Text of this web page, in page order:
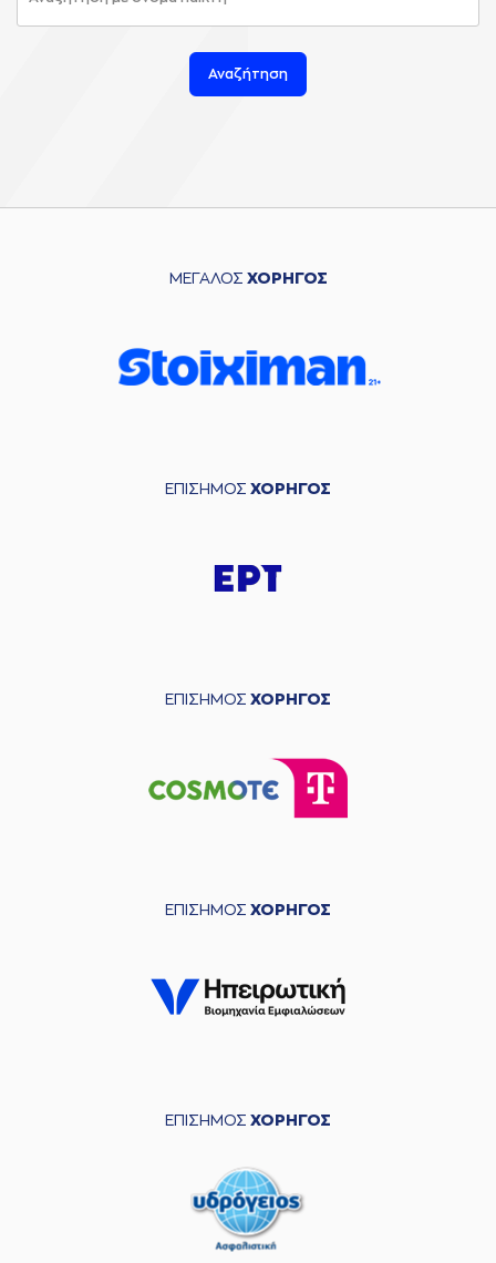
Αναζήτηση
ΜΕΓΑΛΟΣ ΧΟΡΗΓΟΣ
ΕΠΙΣΗΜΟΣ ΧΟΡΗΓΟΣ
ΕΠΙΣΗΜΟΣ ΧΟΡΗΓΟΣ
ΕΠΙΣΗΜΟΣ ΧΟΡΗΓΟΣ
ΕΠΙΣΗΜΟΣ ΧΟΡΗΓΟΣ